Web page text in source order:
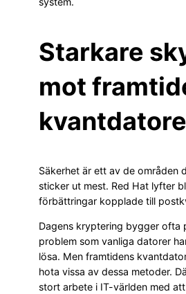
Starkare
mot
Säkerhet är ett av de områden
sticker ut mest. Red Hat lyfter
förbättringar kopplade till
Dagens kryptering bygger ofta
problem som vanliga datorer
lösa. Men framtidens
hota vissa av dessa metoder.
stort arbete i IT-världen med